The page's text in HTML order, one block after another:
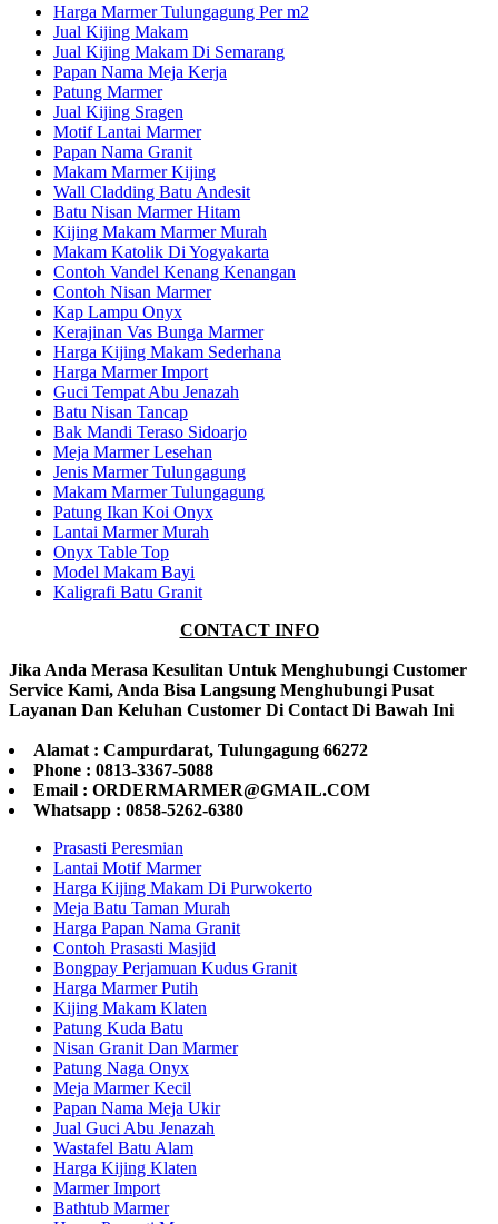
Harga Marmer Tulungagung Per m2
Jual Kijing Makam
Jual Kijing Makam Di Semarang
Papan Nama Meja Kerja
Patung Marmer
Jual Kijing Sragen
Motif Lantai Marmer
Papan Nama Granit
Makam Marmer Kijing
Wall Cladding Batu Andesit
Batu Nisan Marmer Hitam
Kijing Makam Marmer Murah
Makam Katolik Di Yogyakarta
Contoh Vandel Kenang Kenangan
Contoh Nisan Marmer
Kap Lampu Onyx
Kerajinan Vas Bunga Marmer
Harga Kijing Makam Sederhana
Harga Marmer Import
Guci Tempat Abu Jenazah
Batu Nisan Tancap
Bak Mandi Teraso Sidoarjo
Meja Marmer Lesehan
Jenis Marmer Tulungagung
Makam Marmer Tulungagung
Patung Ikan Koi Onyx
Lantai Marmer Murah
Onyx Table Top
Model Makam Bayi
Kaligrafi Batu Granit
CONTACT INFO
Jika Anda Merasa Kesulitan Untuk Menghubungi Customer
Service Kami, Anda Bisa Langsung Menghubungi Pusat
Layanan Dan Keluhan Customer Di Contact Di Bawah Ini
Alamat : Campurdarat, Tulungagung 66272
Phone : 0813-3367-5088
Email : ORDERMARMER@GMAIL.COM
Whatsapp : 0858-5262-6380
Prasasti Peresmian
Lantai Motif Marmer
Harga Kijing Makam Di Purwokerto
Meja Batu Taman Murah
Harga Papan Nama Granit
Contoh Prasasti Masjid
Bongpay Perjamuan Kudus Granit
Harga Marmer Putih
Kijing Makam Klaten
Patung Kuda Batu
Nisan Granit Dan Marmer
Patung Naga Onyx
Meja Marmer Kecil
Papan Nama Meja Ukir
Jual Guci Abu Jenazah
Wastafel Batu Alam
Harga Kijing Klaten
Marmer Import
Bathtub Marmer